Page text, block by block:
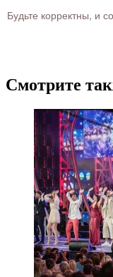
Будьте корректны, и
Смотрите